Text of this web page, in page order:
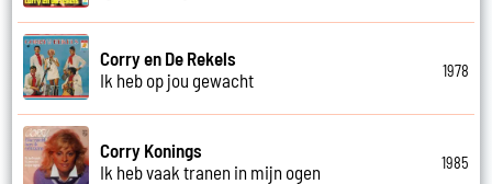
Corry en De Rekels
Ik heb op jou gewacht
1978
Corry Konings
Ik heb vaak tranen in mijn ogen
1985